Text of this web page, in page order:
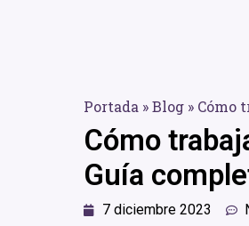
Portada »Blog » Cómo
Cómo
Guía
7 diciembre 2023